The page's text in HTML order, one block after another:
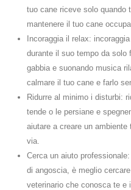
tuo cane riceve solo quando
mantenere il tuo cane
Incoraggia il relax:
durante il suo tempo da solo
gabbia e suonando musica
calmare il tuo cane e farlo
Ridurre al minimo i disturbi:
tende o le persiane e
aiutare a creare un
via.
Cerca un aiuto
di angoscia, è meglio
veterinario che conosca te e